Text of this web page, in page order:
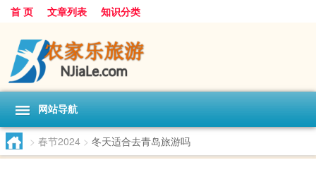
首 页 文章列表 知识分类
网站导航
> 春节2024 > 冬天适合去青岛旅游吗